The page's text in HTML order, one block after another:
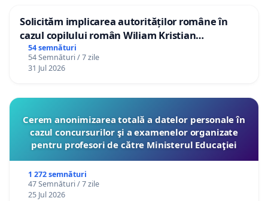
Solicităm implicarea autorităților române în
cazul copilului român Wiliam Kristian
Gheorghe, aflat în plasament în Danemarca de
12 ani
54 semnături
54 Semnături / 7 zile
31 Jul 2026
Cerem anonimizarea totală a datelor personale în
cazul concursurilor şi a examenelor organizate
pentru profesori de către Ministerul Educaţiei
1 272 semnături
47 Semnături / 7 zile
25 Jul 2026